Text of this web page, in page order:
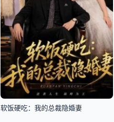
软饭硬吃：我的总裁隐婚妻